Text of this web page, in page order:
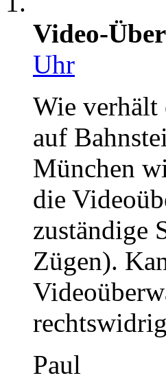
Video-
Uhr
Wie verhält
auf
München
die
zuständige
Zügen).
Paul